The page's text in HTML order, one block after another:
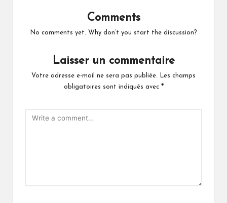
Comments
No comments yet. Why don’t you start the discussion?
Laisser un commentaire
Votre adresse e-mail ne sera pas publiée.
Les champs
obligatoires sont indiqués avec *